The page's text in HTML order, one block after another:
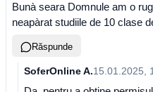
Bunà seara Domnule am o
neapàrat studiile de 10 clase
Răspunde
SoferOnline A.15.01.2025,